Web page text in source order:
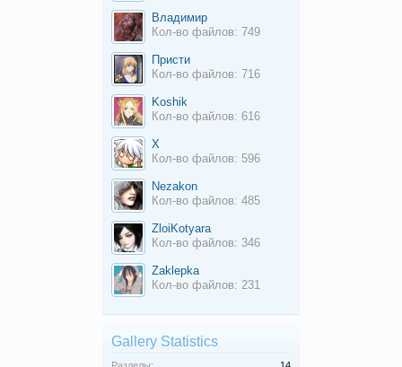
Владимир
Кол-во файлов: 749
Присти
Кол-во файлов: 716
Koshik
Кол-во файлов: 616
X
Кол-во файлов: 596
Nezakon
Кол-во файлов: 485
ZloiKotyara
Кол-во файлов: 346
Zaklepka
Кол-во файлов: 231
Gallery Statistics